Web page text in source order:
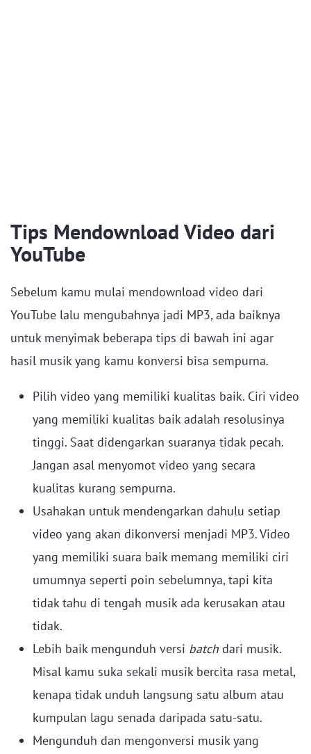
Tips Mendownload Video dari
YouTube
Sebelum kamu mulai mendownload video dari
YouTube lalu mengubahnya jadi MP3, ada baiknya
untuk menyimak beberapa tips di bawah ini agar
hasil musik yang kamu konversi bisa sempurna.
Pilih video yang memiliki kualitas baik. Ciri video
yang memiliki kualitas baik adalah resolusinya
tinggi. Saat didengarkan suaranya tidak pecah.
Jangan asal menyomot video yang secara
kualitas kurang sempurna.
Usahakan untuk mendengarkan dahulu setiap
video yang akan dikonversi menjadi MP3. Video
yang memiliki suara baik memang memiliki ciri
umumnya seperti poin sebelumnya, tapi kita
tidak tahu di tengah musik ada kerusakan atau
tidak.
Lebih baik mengunduh versi batch dari musik.
Misal kamu suka sekali musik bercita rasa metal,
kenapa tidak unduh langsung satu album atau
kumpulan lagu senada daripada satu-satu.
Mengunduh dan mengonversi musik yang